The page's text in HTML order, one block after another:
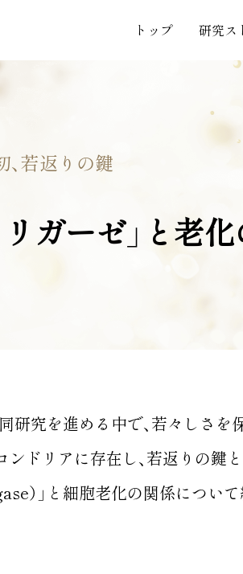
ト ッ プ 研究ス
、若返りの鍵
ガーゼ」と老
究を進める中で、若々しさを
ドリアに存在し、若返りの鍵と
」と細胞老化の関係について